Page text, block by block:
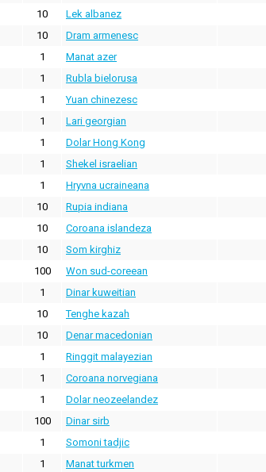
10 Lek albanez
10 Dram armenesc
1 Manat azer
1 Rubla bielorusa
1 Yuan chinezesc
1 Lari georgian
1 Dolar Hong Kong
1 Shekel israelian
1 Hryvna ucraineana
10 Rupia indiana
10 Coroana islandeza
10 Som kirghiz
100 Won sud-coreean
1 Dinar kuweitian
10 Tenghe kazah
10 Denar macedonian
1 Ringgit malayezian
1 Coroana norvegiana
1 Dolar neozeelandez
100 Dinar sirb
1 Somoni tadjic
1 Manat turkmen